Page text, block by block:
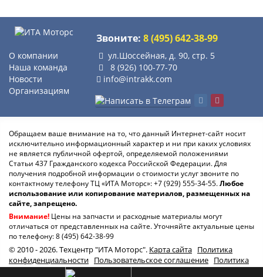
Звоните:8 (495) 642-38-99
О компании
Наша команда
Новости
Организациям
ул.Шоссейная, д. 90, стр. 5
8 (926) 100-77-70
info@intrakk.com
Обращаем ваше внимание на то, что данный Интернет-сайт носит
исключительно информационный характер и ни при каких условиях
не является публичной офертой, определяемой положениями
Статьи 437 Гражданского кодекса Российской Федерации. Для
получения подробной информации о стоимости услуг звоните по
контактному телефону ТЦ «ИТА Моторс»:+7 (929) 555-34-55.Любое
использование или копирование материалов, размещенных на
сайте, запрещено.
Внимание! Цены на запчасти и расходные материалы могут
отличаться от представленных на сайте. Уточняйте актуальные цены
по телефону:8 (495) 642-38-99
© 2010 - 2026. Техцентр "ИТА Моторс". Карта сайта Политика
конфиденциальности Пользовательское соглашение Политика
использования файлов Cookie